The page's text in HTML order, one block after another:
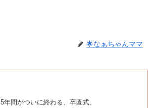
🌟なぁちゃんママ
5年間がついに終わる、卒園式。